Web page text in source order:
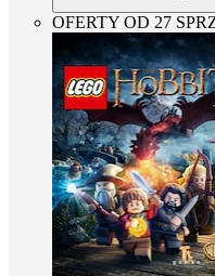
OFERTY OD 27